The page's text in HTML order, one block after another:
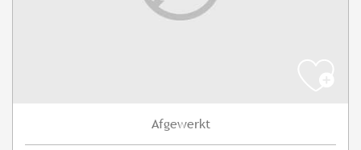
Afgewerkt